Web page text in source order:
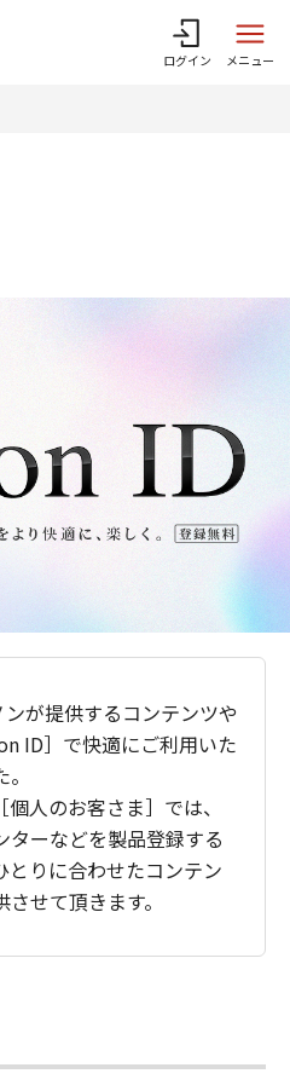
ログイン メニュー
が提供するコンテンツや
ID］で快適にご利用いた
人のお客さま］では、
ターなどを製品登録する
とりに合わせたコンテン
せて頂きます。